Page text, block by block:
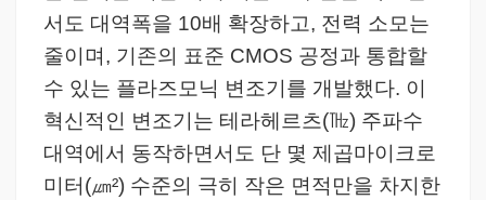
서도 대역폭을 10배 확장하고, 전력 소모는
줄이며, 기존의 표준 CMOS 공정과 통합할
수 있는 플라즈모닉 변조기를 개발했다. 이
혁신적인 변조기는 테라헤르츠(㎔) 주파수
대역에서 동작하면서도 단 몇 제곱마이크로
미터(㎛²) 수준의 극히 작은 면적만을 차지한